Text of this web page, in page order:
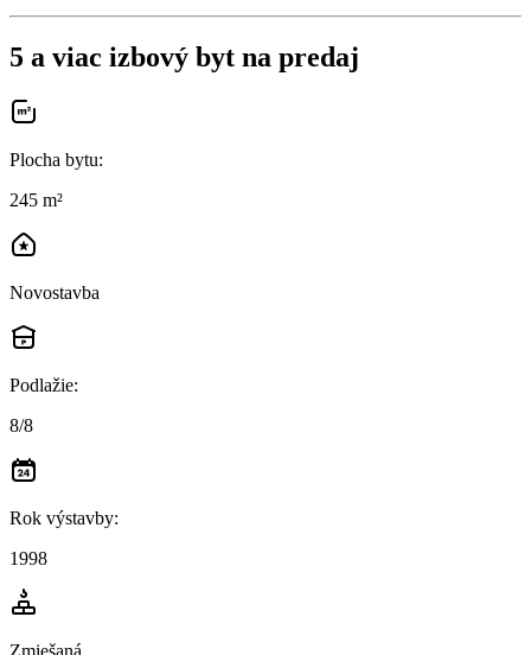
5 a viac izbový byt na predaj
Plocha bytu:
245 m²
Novostavba
Podlažie:
8/8
Rok výstavby:
1998
Zmiešaná